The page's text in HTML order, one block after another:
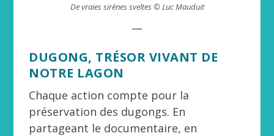
De vraies sirènes sveltes © Luc Mauduit
DUGONG, TRÉSOR VIVANT DE
NOTRE LAGON
Chaque action compte pour la
préservation des dugongs. En
partageant le documentaire, en